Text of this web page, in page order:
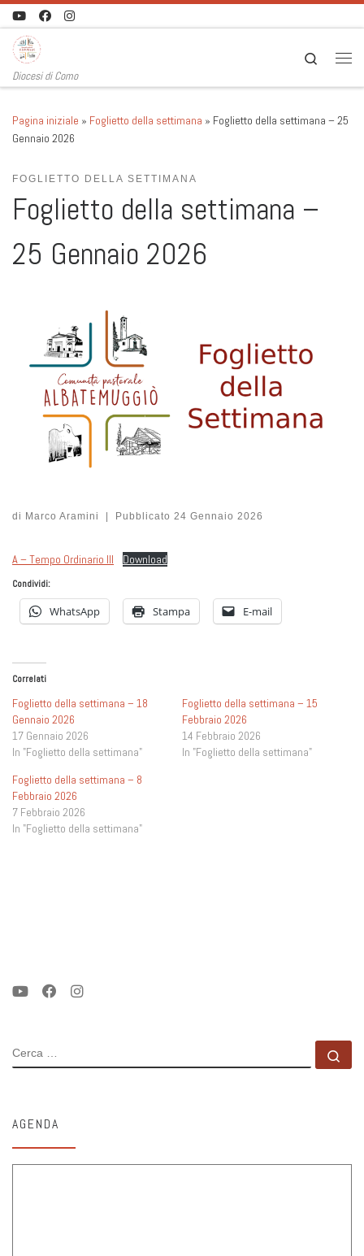
Passa al contenuto
Diocesi di Como
Search
Pagina iniziale » Foglietto della settimana » Foglietto della settimana – 25
Gennaio 2026
FOGLIETTO DELLA SETTIMANA
Foglietto della settimana –
25 Gennaio 2026
di Marco Aramini Pubblicato 24 Gennaio 2026
A – Tempo Ordinario III Download
Condividi:
WhatsApp Stampa E-mail
Correlati
Foglietto della settimana – 18
Gennaio 2026
17 Gennaio 2026
In "Foglietto della settimana"
Foglietto della settimana – 15
Febbraio 2026
14 Febbraio 2026
In "Foglietto della settimana"
Foglietto della settimana – 8
Febbraio 2026
7 Febbraio 2026
In "Foglietto della settimana"
CERCA
AGENDA